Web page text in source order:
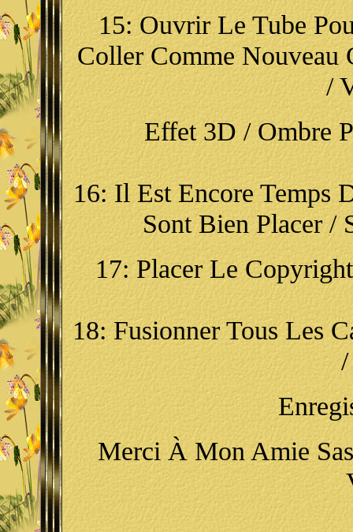
15: Ouvrir Le Tube
Coller Comme Nouveau
/
Effet 3D / Ombre
16: Il Est Encore Temps
Sont Bien Placer /
17: Placer Le
18: Fusionner Tous Les
Merci À Mon Amie